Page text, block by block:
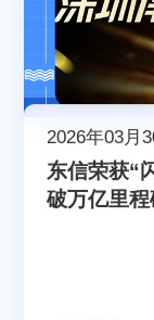
2026年03月
东信荣获“
破万亿里程